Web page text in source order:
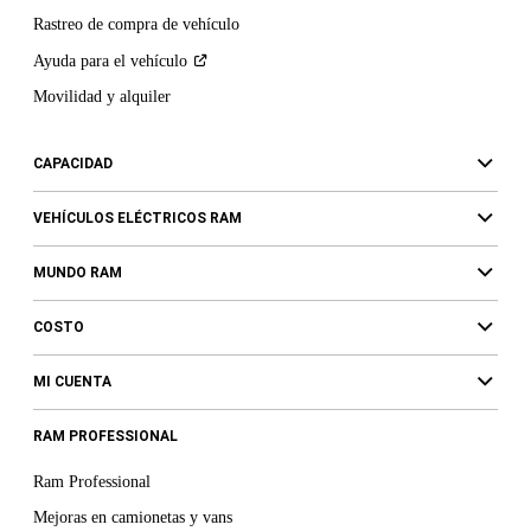
Rastreo de compra de vehículo
Ayuda para el vehículo
Movilidad y alquiler
CAPACIDAD
VEHÍCULOS ELÉCTRICOS RAM
MUNDO RAM
COSTO
MI CUENTA
RAM PROFESSIONAL
Ram Professional
Mejoras en camionetas y vans